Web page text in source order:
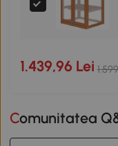
1.439,96 Lei
Comunitatea